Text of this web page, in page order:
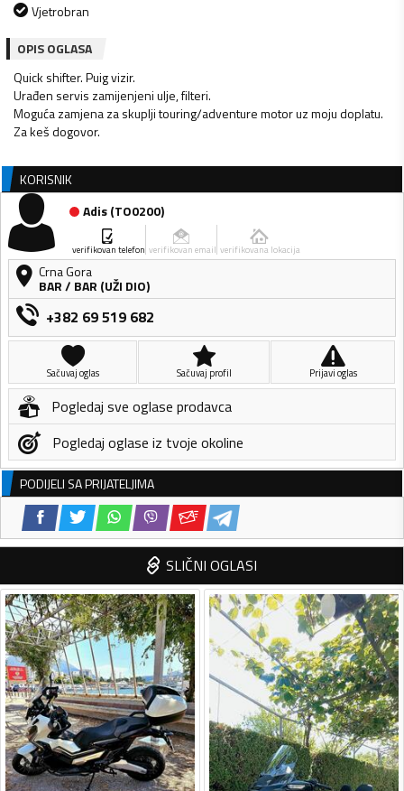
Vjetrobran
OPIS OGLASA
Quick shifter. Puig vizir.
Urađen servis zamijenjeni ulje, filteri.
Moguća zamjena za skuplji touring/adventure motor uz moju doplatu.
Za keš dogovor.
KORISNIK
Adis(TO0200)
verifikovan telefon verifikovan email verifikovana lokacija
Crna Gora
BAR/ BAR (UŽI DIO)
+382 69 519 682
Sačuvaj oglas Sačuvaj profil Prijavi oglas
Pogledaj sve oglase prodavca
Pogledaj oglase iz tvoje okoline
PODIJELI SA PRIJATELJIMA
SLIČNI OGLASI